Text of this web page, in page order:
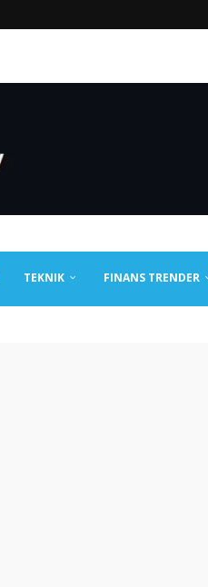
TEKNIK FINANS TRENDER